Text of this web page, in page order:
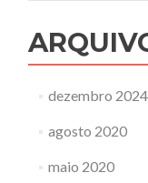
dezembro 2024
agosto 2020
maio 2020